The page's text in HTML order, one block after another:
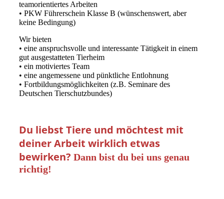
teamorientiertes Arbeiten
• PKW Führerschein Klasse B (wünschenswert, aber
keine Bedingung)
Wir bieten
• eine anspruchsvolle und interessante Tätigkeit in einem
gut ausgestatteten Tierheim
• ein motiviertes Team
• eine angemessene und pünktliche Entlohnung
• Fortbildungsmöglichkeiten (z.B. Seminare des
Deutschen Tierschutzbundes)
Du liebst Tiere und möchtest mit
deiner Arbeit wirklich etwas
bewirken? Dann bist du bei uns genau
richtig!